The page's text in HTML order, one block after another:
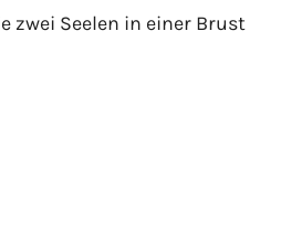
zwei Seelen in einer Brust